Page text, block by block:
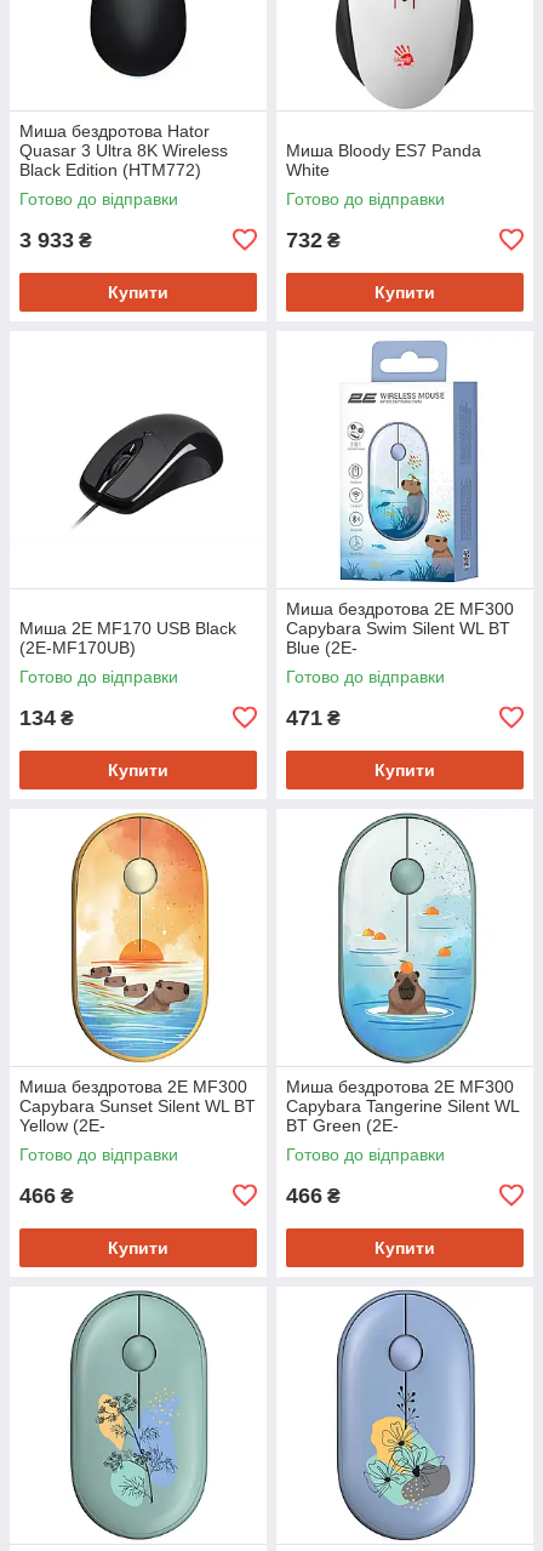
Миша бездротова Hator
Quasar 3 Ultra 8K Wireless
Black Edition (HTM772)
Готово до відправки
3 933 ₴
Купити
Миша Bloody ES7 Panda
White
Готово до відправки
732 ₴
Купити
Миша 2E MF170 USB Black
(2E-MF170UB)
Готово до відправки
134 ₴
Купити
Миша бездротова 2E MF300
Capybara Swim Silent WL BT
Blue (2E-
MF300WCAPIBARABL)
Готово до відправки
471 ₴
Купити
Миша бездротова 2E MF300
Capybara Sunset Silent WL BT
Yellow (2E-
MF300WCAPIBARAYW)
Готово до відправки
466 ₴
Купити
Миша бездротова 2E MF300
Capybara Tangerine Silent WL
BT Green (2E-
MF300WCAPIBARAGN)
Готово до відправки
466 ₴
Купити